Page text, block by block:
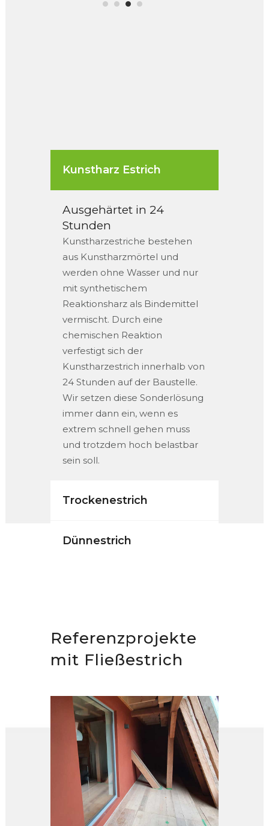
Kunstharz Estrich
Ausgehärtet in 24
Stunden
Kunstharzestriche bestehen
aus Kunstharzmörtel und
werden ohne Wasser und nur
mit synthetischem
Reaktionsharz als Bindemittel
vermischt. Durch eine
chemischen Reaktion
verfestigt sich der
Kunstharzestrich innerhalb von
24 Stunden auf der Baustelle.
Wir setzen diese Sonderlösung
immer dann ein, wenn es
extrem schnell gehen muss
und trotzdem hoch belastbar
sein soll.
Trockenestrich
Dünnestrich
Referenzprojekte
mit Fließestrich